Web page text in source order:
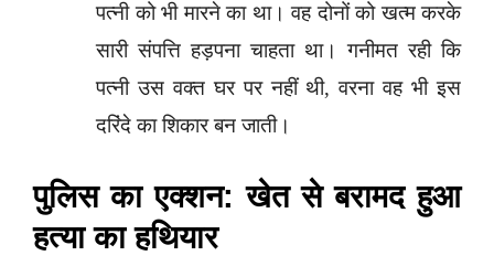
पत्नी को भी मारने का था। वह दोनों को खत्म करके
सारी संपत्ति हड़पना चाहता था। गनीमत रही कि
पत्नी उस वक्त घर पर नहीं थी, वरना वह भी इस
दरिंदे का शिकार बन जाती।
पुलिस का एक्शन: खेत से बरामद हुआ
हत्या का हथियार